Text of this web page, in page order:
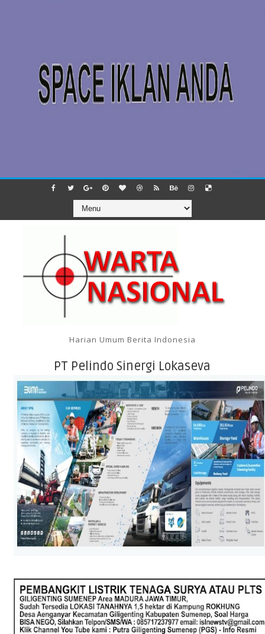
Harian Umum Berita Indonesia
PT Pelindo Sinergi Lokaseva